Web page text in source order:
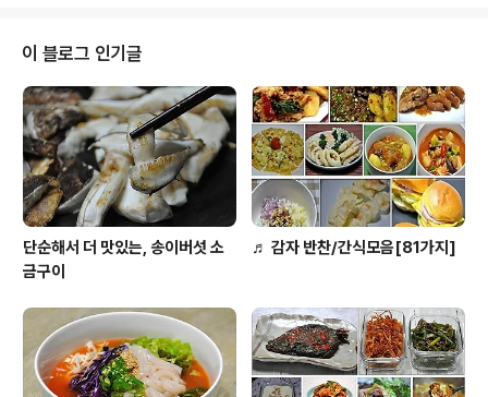
치만 있으면 간단히 먹을수 있는 션한 물국수랍니다. 요기
에 기가막힌 팁을 추가하여 초스팅하여 봅니다. 짜릿하게
익은 오이 물김치에 말아먹는 오이물국수는 하루종일 답답
했던 날씨를 간단하게 몰아가더군요~ㅎㅎㅎ 오이김치 만
드는법과 요리팁이 무엇인지는 아래로 쭈욱~^^ ◈ 짜릿한
맛! 오이물김치 냉국수, 맛있게 만드는법 ◈ [재료] ..
이 블로그 인기글
단순해서 더 맛있는, 송이버섯 소
금구이
♬ 감자 반찬/간식모음[81가지]